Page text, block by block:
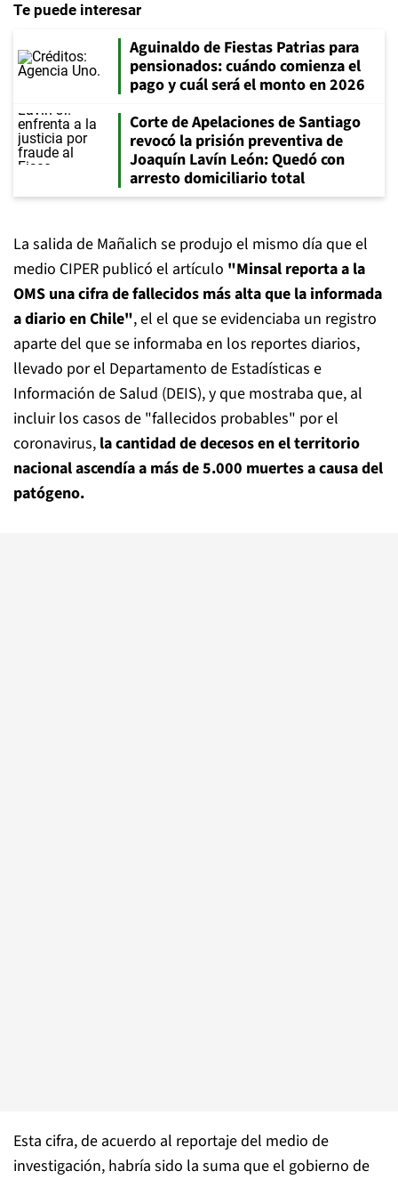
Te puede interesar
Aguinaldo de Fiestas Patrias para
pensionados: cuándo comienza el
pago y cuál será el monto en 2026
Corte de Apelaciones de Santiago
revocó la prisión preventiva de
Joaquín Lavín León: Quedó con
arresto domiciliario total
La salida de Mañalich se produjo el mismo día que el
medio CIPER publicó el artículo "Minsal reporta a la
OMS una cifra de fallecidos más alta que la informada
a diario en Chile", el el que se evidenciaba un registro
aparte del que se informaba en los reportes diarios,
llevado por el Departamento de Estadísticas e
Información de Salud (DEIS), y que mostraba que, al
incluir los casos de "fallecidos probables" por el
coronavirus, la cantidad de decesos en el territorio
nacional ascendía a más de 5.000 muertes a causa del
patógeno.
Esta cifra, de acuerdo al reportaje del medio de
investigación, habría sido la suma que el gobierno de